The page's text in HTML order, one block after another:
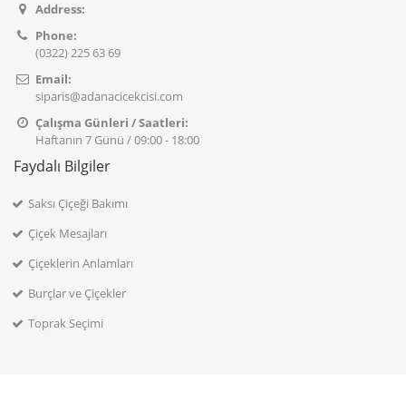
Address:
Phone:
(0322) 225 63 69
Email:
siparis@adanacicekcisi.com
Çalışma Günleri / Saatleri:
Haftanın 7 Günü / 09:00 - 18:00
Faydalı Bilgiler
Saksı Çiçeği Bakımı
Çiçek Mesajları
Çiçeklerin Anlamları
Burçlar ve Çiçekler
Toprak Seçimi